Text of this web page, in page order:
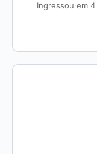
Ingressou em